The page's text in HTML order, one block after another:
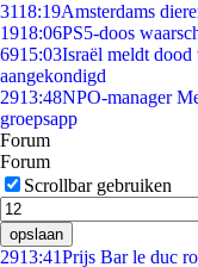
3118:19Amsterdams
1918:06PS5-doos
6915:03Israël meldt
aangekondigd
2913:48NPO-manager
groepsapp
Forum
Forum
Scrollbar gebruiken
opslaan
2913:41Prijs Bar le duc